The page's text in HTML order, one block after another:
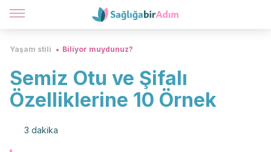
Yaşam stili Biliyor muydunuz?
Semiz Otu ve Şifalı
Özelliklerine 10 Örnek
3 dakika